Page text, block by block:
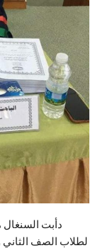
لطلاب الصف الثاني